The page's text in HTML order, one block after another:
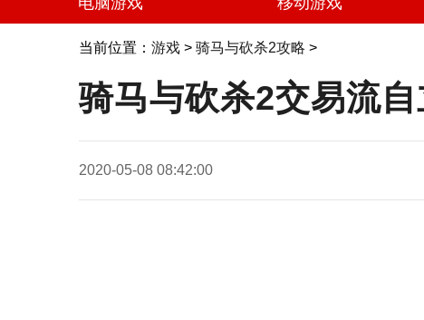
当前位置： 游戏 > 骑马与砍杀2攻略 >
骑马与砍杀2交易流
2020-05-08 08:42:00